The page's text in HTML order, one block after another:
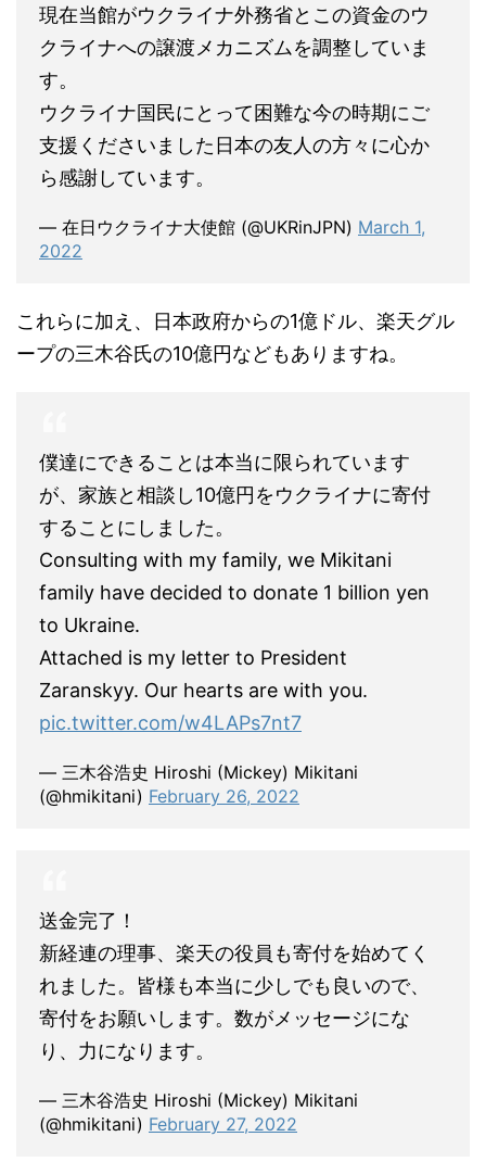
現在当館がウクライナ外務省とこの資金のウ
クライナへの譲渡メカニズムを調整していま
す。
ウクライナ国民にとって困難な今の時期にご
支援くださいました日本の友人の方々に心か
ら感謝しています。
— 在日ウクライナ大使館 (@UKRinJPN) March 1,
2022
これらに加え、日本政府からの1億ドル、楽天グル
ープの三木谷氏の10億円などもありますね。
僕達にできることは本当に限られています
が、家族と相談し10億円をウクライナに寄付
することにしました。
Consulting with my family, we Mikitani
family have decided to donate 1 billion yen
to Ukraine.
Attached is my letter to President
Zaranskyy. Our hearts are with you.
pic.twitter.com/w4LAPs7nt7
— 三木谷浩史 Hiroshi (Mickey) Mikitani
(@hmikitani) February 26, 2022
送金完了！
新経連の理事、楽天の役員も寄付を始めてく
れました。皆様も本当に少しでも良いので、
寄付をお願いします。数がメッセージにな
り、力になります。
— 三木谷浩史 Hiroshi (Mickey) Mikitani
(@hmikitani) February 27, 2022